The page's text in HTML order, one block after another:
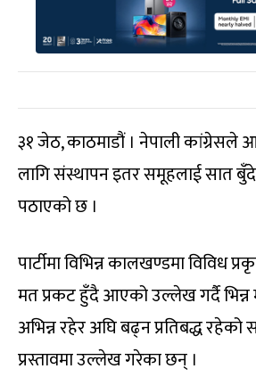
३१ जेठ, काठमाडौं । नेपाली कांग्रेसले
लागि संस्थापन इतर समूहलाई सात बुँदे
पठाएको छ ।
पार्टीमा विभिन्न कालखण्डमा विविध
मत प्रकट हुँदै आएको उल्लेख गर्दै भिन्न
अभिन्न रहेर अघि बढ्न प्रतिबद्ध
प्रस्तावमा उल्लेख गरेका छन् ।